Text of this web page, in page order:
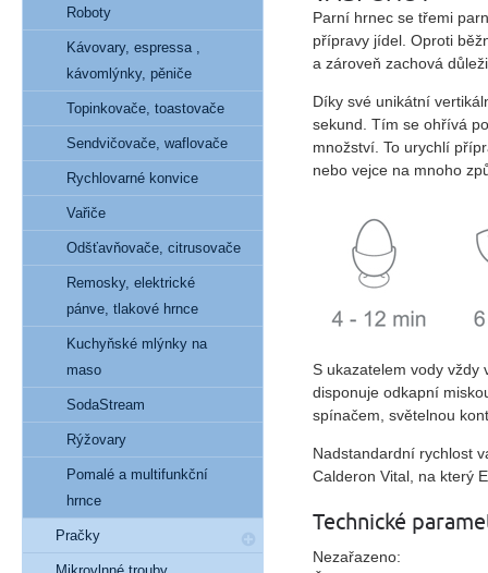
Parní hrnec se třemi
přípravy jídel. Oproti
a zároveň zachová
Díky své unikátní
sekund . Tím se ohřívá
množství. To urychlí
nebo vejce na mnoho
S ukazatelem vody vždy
disponuje odkapní
spínačem, světelnou
Nadstandardní rychlost
Calderon Vital, na který
Technické
Nezařazeno:
Roboty
Kávovary, espressa ,
kávomlýnky, pěniče
Topinkovače, toastovače
Sendvičovače, waflovače
Rychlovarné konvice
Vařiče
Odšťavňovače, citrusovače
Remosky, elektrické
pánve, tlakové hrnce
Kuchyňské mlýnky na
maso
SodaStream
Rýžovary
Pomalé a multifunkční
hrnce
Pračky